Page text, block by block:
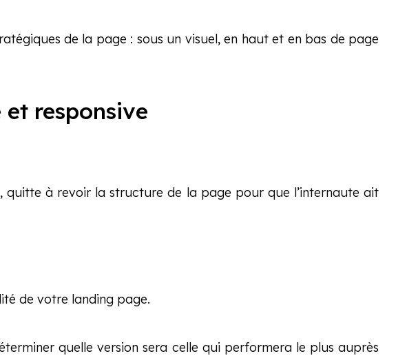
de la page : sous un visuel, en haut et en bas de page
et responsive
, quitte à revoir la structure de la page pour que l’internaute ait
de votre landing page.
quelle version sera celle qui performera le plus auprès